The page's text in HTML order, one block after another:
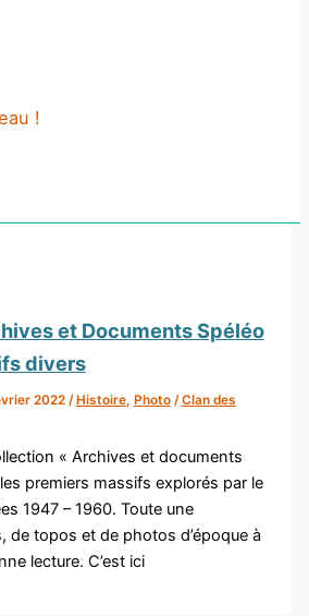
!
et Documents Spéléo
divers
2022 /Histoire, Photo/Clan des
« Archives et documents
premiers massifs explorés par le
1947 – 1960. Toute une
de topos et de photos d’époque à
lecture. C’est ici